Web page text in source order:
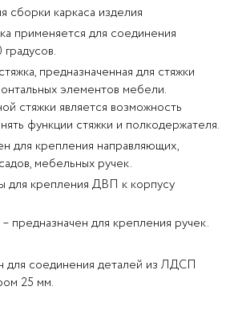
сборки каркаса изделия
применяется для соединения
предназначенная для стяжки
элементов мебели.
стяжки является возможность
функции стяжки и полкодержателя.
для крепления направляющих,
мебельных ручек.
для крепления ДВП к корпусу
предназначен для крепления ручек.
для соединения деталей из ЛДСП
25 мм.